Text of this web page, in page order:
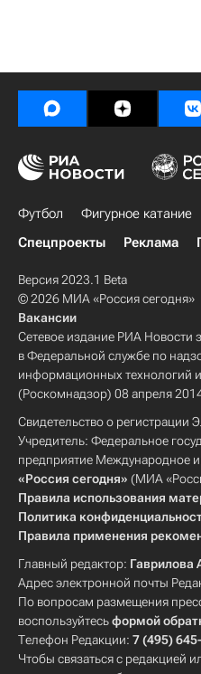
Футбол Фигурное катание
Спецпроекты
Реклама
Версия 2023.1 Beta
© 2026 МИА «Россия сегодня»
Вакансии
Сетевое издание РИА Новости
в Федеральной службе по
информационных технологий
(Роскомнадзор) 08 апреля
Свидетельство о
Учредитель: Федеральное
предприятие Международное
«Россия сегодня» (МИА
Правила использования
Политика
Правила применения
Главный редактор: Гаврилова
Адрес электронной почты
По вопросам размещения
воспользуйтесьформой
Телефон Редакции: 7 (495)
Чтобы связаться с редакцией